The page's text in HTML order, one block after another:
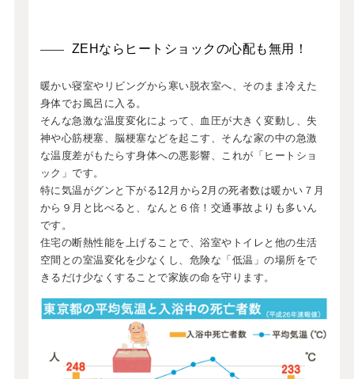
ZEHならヒートショックの心配も無用！
暖かい寝室やリビングから寒い脱衣室へ、そのまま冷えた
身体でお風呂に入る。
そんな急激な温度変化によって、血圧が大きく変動し、失
神や心筋梗塞、脳梗塞などを起こす、そんな家の中の急激
な温度差がもたらす身体への悪影響、これが「ヒートショ
ック」です。
特に気温がグンと下がる12月から2月の死者数は暖かい７月
から９月と比べると、なんと６倍！交通事故よりも多いん
です。
住宅の断熱性能を上げることで、浴室やトイレと他の生活
空間との室温変化を少なくし、危険な「低温」の場所をで
きるだけ少なくすることで家族の命を守ります。